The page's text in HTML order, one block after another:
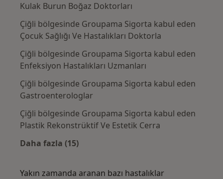
Kulak Burun Boğaz Doktorları
Çiğli bölgesinde Groupama Sigorta kabul eden
Çocuk Sağlığı Ve Hastalıkları Doktorla
Çiğli bölgesinde Groupama Sigorta kabul eden
Enfeksiyon Hastalıkları Uzmanları
Çiğli bölgesinde Groupama Sigorta kabul eden
Gastroenterologlar
Çiğli bölgesinde Groupama Sigorta kabul eden
Plastik Rekonstrüktif Ve Estetik Cerra
Daha fazla (15)
Yakın zamanda aranan bazı hastalıklar